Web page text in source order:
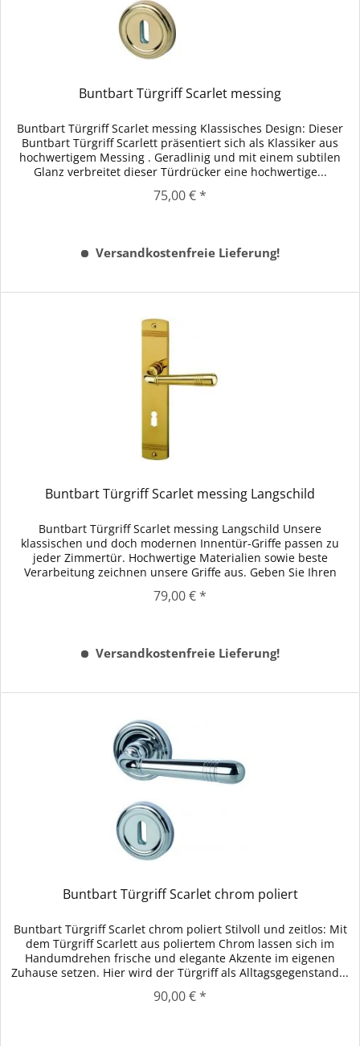
Buntbart Türgriff Scarlet messing
Buntbart Türgriff Scarlet messing Klassisches Design: Dieser
Buntbart Türgriff Scarlett präsentiert sich als Klassiker aus
hochwertigem Messing . Geradlinig und mit einem subtilen
Glanz verbreitet dieser Türdrücker eine hochwertige...
75,00 € *
Versandkostenfreie Lieferung!
Buntbart Türgriff Scarlet messing Langschild
Buntbart Türgriff Scarlet messing Langschild Unsere
klassischen und doch modernen Innentür-Griffe passen zu
jeder Zimmertür. Hochwertige Materialien sowie beste
Verarbeitung zeichnen unsere Griffe aus. Geben Sie Ihren
79,00 € *
Versandkostenfreie Lieferung!
Buntbart Türgriff Scarlet chrom poliert
Buntbart Türgriff Scarlet chrom poliert Stilvoll und zeitlos: Mit
dem Türgriff Scarlett aus poliertem Chrom lassen sich im
Handumdrehen frische und elegante Akzente im eigenen
Zuhause setzen. Hier wird der Türgriff als Alltagsgegenstand...
90,00 € *